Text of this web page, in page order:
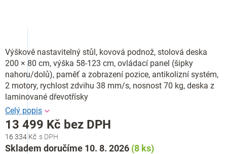
16 334 Kč
13 499 Kč bez DPH
Měrná
cena:
Skladem doručíme 10. 8. 2026 (8 ks)
Výškově nastavitelný stůl, kovová podnož, stolová deska
200 × 80 cm, výška 58-123 cm, ovládací panel (šipky
nahoru/dolů), paměť a zobrazení pozice, antikolizní systém,
2 motory, rychlost zdvihu 38 mm/s, nosnost 70 kg, deska z
laminované dřevotřísky